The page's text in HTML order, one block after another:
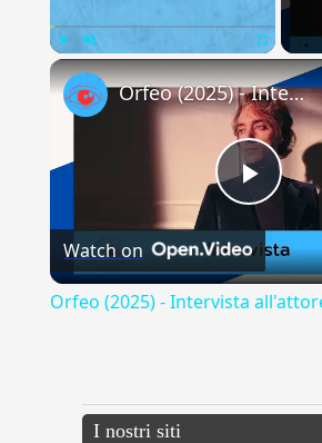
Play Unmute Fullscreen
Play
Orfeo (2025) - Intervista all'attore Luca Vergoni
Watch on
Orfeo (2025) - Intervista
I nostri siti